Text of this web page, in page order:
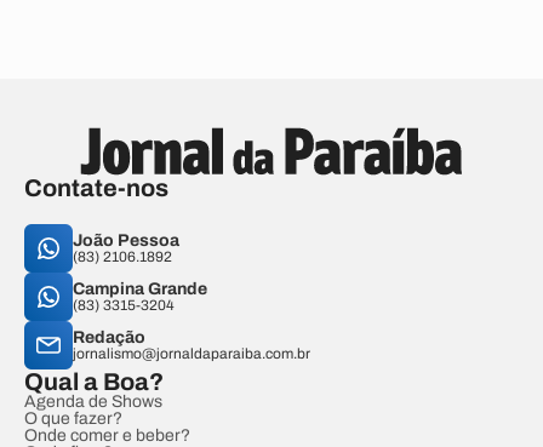
Contate-nos
João Pessoa
(83) 2106.1892
Campina Grande
(83) 3315-3204
Redação
jornalismo@jornaldaparaiba.com.br
Qual a Boa?
Agenda de Shows
O que fazer?
Onde comer e beber?